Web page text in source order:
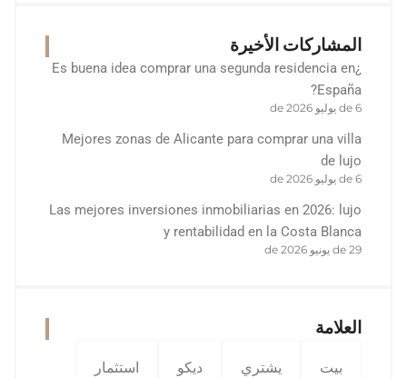
المشاركات الأخيرة
¿Es buena idea comprar una segunda residencia en
España?
Mejores zonas de Alicante para comprar una villa
de lujo
Las mejores inversiones inmobiliarias en 2026: lujo
y rentabilidad en la Costa Blanca
العلامة
بيت يشتري ديكو استثمار